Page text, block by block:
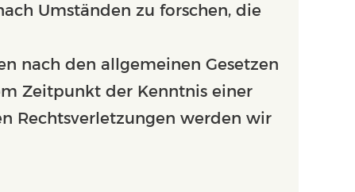
Umständen zu forschen, die
nach den allgemeinen Gesetzen
Zeitpunkt der Kenntnis einer
Rechtsverletzungen werden wir